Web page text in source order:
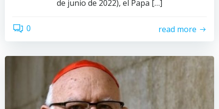
de junio de 2022), el Papa […]
0 read more